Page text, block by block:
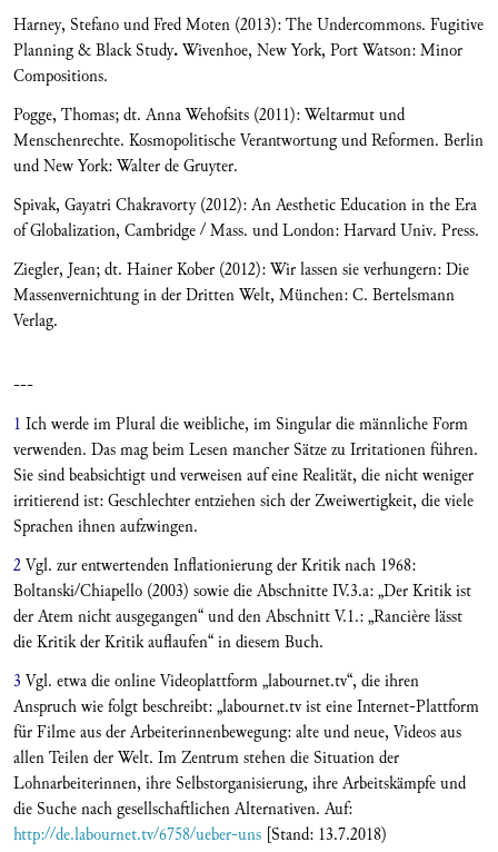
Harney, Stefano und Fred Moten (2013): The Undercommons. Fugitive
Planning & Black Study.Wivenhoe, New York, Port Watson: Minor
Compositions.
Pogge, Thomas; dt. Anna Wehofsits (2011): Weltarmut und
Menschenrechte. Kosmopolitische Verantwortung und Reformen. Berlin
und New York: Walter de Gruyter.
Spivak, Gayatri Chakravorty (2012): An Aesthetic Education in the Era
of Globalization, Cambridge / Mass. und London: Harvard Univ. Press.
Ziegler, Jean; dt. Hainer Kober (2012): Wir lassen sie verhungern: Die
Massenvernichtung in der Dritten Welt, München: C. Bertelsmann
Verlag.
---
1 Ich werde im Plural die weibliche, im Singular die männliche Form
verwenden. Das mag beim Lesen mancher Sätze zu Irritationen führen.
Sie sind beabsichtigt und verweisen auf eine Realität, die nicht weniger
irritierend ist: Geschlechter entziehen sich der Zweiwertigkeit, die viele
Sprachen ihnen aufzwingen.
2Vgl. zur entwertenden Inflationierung der Kritik nach 1968:
Boltanski/Chiapello (2003) sowie die Abschnitte IV.3.a: „Der Kritik ist
der Atem nicht ausgegangen“ und den Abschnitt V.1.: „Rancière lässt
die Kritik der Kritik auflaufen“ in diesem Buch.
3 Vgl. etwa die online Videoplattform „labournet.tv“, die ihren
Anspruch wie folgt beschreibt: „labournet.tv ist eine Internet-Plattform
für Filme aus der Arbeiterinnenbewegung: alte und neue, Videos aus
allen Teilen der Welt. Im Zentrum stehen die Situation der
Lohnarbeiterinnen, ihre Selbstorganisierung, ihre Arbeitskämpfe und
die Suche nach gesellschaftlichen Alternativen. Auf:
http://de.labournet.tv/6758/ueber-uns [Stand: 13.7.2018)